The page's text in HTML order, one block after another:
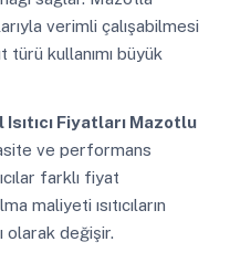
verimli çalışabilmesi
türü kullanımı büyük
Isıtıcı Fiyatları Mazotlu
ve performans
farklı fiyat
maliyeti ısıtıcıların
olarak değişir.